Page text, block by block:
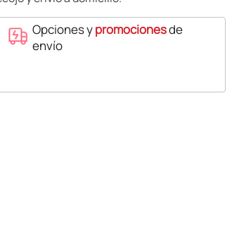
Opciones ypromocionesde
envío